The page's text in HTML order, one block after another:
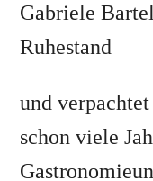
Gabriele
Ruhestand
und
schon viele